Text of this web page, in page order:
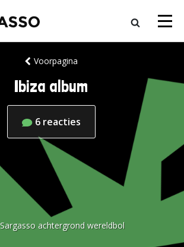
Voorpagina
Ibiza album
6 reacties
Sargasso achtergrond wereldbol